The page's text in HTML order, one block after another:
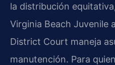
la distribución
Virginia Beach Juvenile
District Court maneja
manutención. Para